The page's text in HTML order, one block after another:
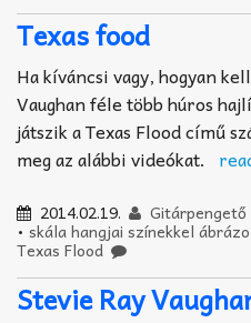
Texas food
Ha kíváncsi vagy, hogyan
Vaughan féle több húros
játszik a Texas Flood című
meg az alábbi videókat.
2014.02.19. Gitárpengető
• skála hangjai színekkel
Texas Flood
Stevie Ray